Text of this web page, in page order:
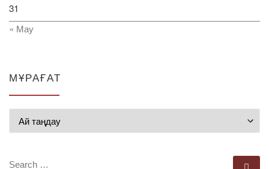
31
« Мау
МҰРАҒАТ
SEARCH